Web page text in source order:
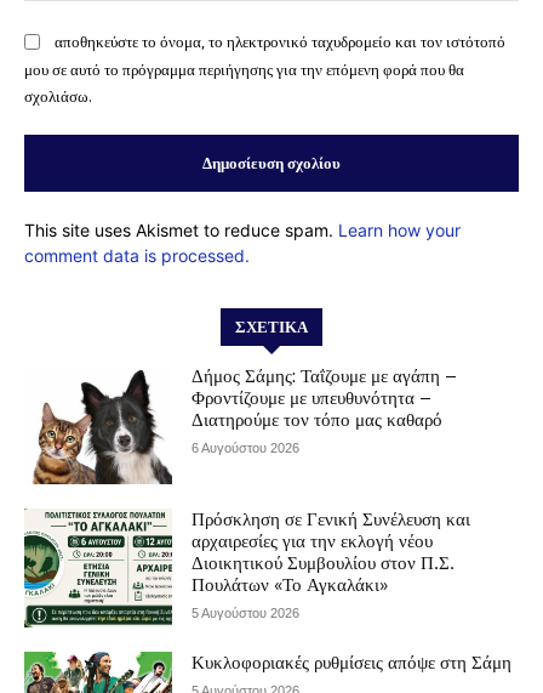
αποθηκεύστε το όνομα, το ηλεκτρονικό ταχυδρομείο και τον ιστότοπό
μου σε αυτό το πρόγραμμα περιήγησης για την επόμενη φορά που θα
σχολιάσω.
This site uses Akismet to reduce spam. Learn how your
comment data is processed.
ΣΧΕΤΙΚΆ
Δήμος Σάμης: Ταΐζουμε με αγάπη –
Φροντίζουμε με υπευθυνότητα –
Διατηρούμε τον τόπο μας καθαρό
6 Αυγούστου 2026
Πρόσκληση σε Γενική Συνέλευση και
αρχαιρεσίες για την εκλογή νέου
Διοικητικού Συμβουλίου στον Π.Σ.
Πουλάτων «Το Αγκαλάκι»
5 Αυγούστου 2026
Κυκλοφοριακές ρυθμίσεις απόψε στη Σάμη